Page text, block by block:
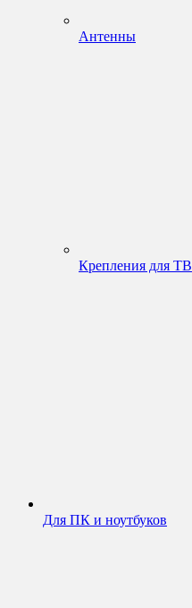
Антенны
Крепления для ТВ
Для ПК и ноутбуков